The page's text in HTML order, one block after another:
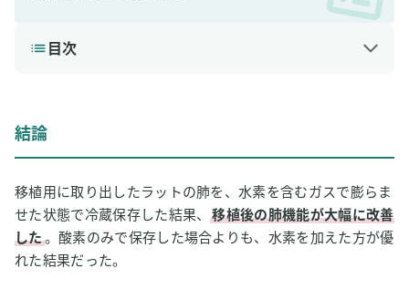
目次
3 研究方法
4 研究の主な結果
5 考察と今後の課題
6 水素健康活用研究所編集部の感想
結論
移植用に取り出したラットの肺を、水素を含むガスで膨らま
せた状態で冷蔵保存した結果、移植後の肺機能が大幅に改善
した。酸素のみで保存した場合よりも、水素を加えた方が優
れた結果だった。